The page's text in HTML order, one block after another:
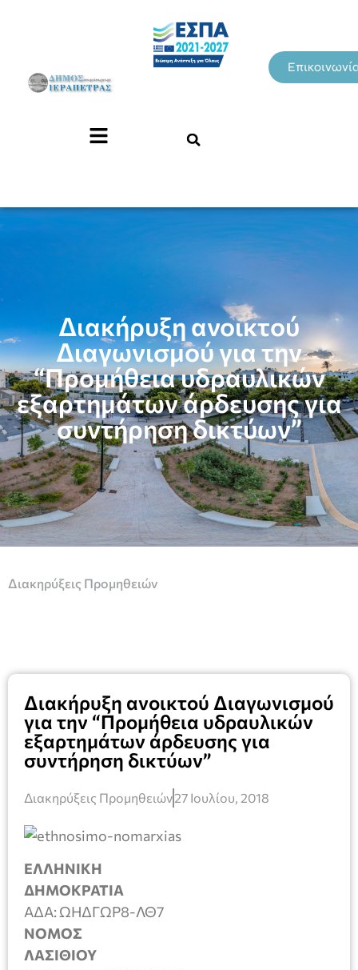
Διακήρυξη ανοικτού
Διαγωνισμού για την
“Προμήθεια υδραυλικών
εξαρτημάτων άρδευσης για
συντήρηση δικτύων”
Διακηρύξεις Προμηθειών
Διακήρυξη ανοικτού Διαγωνισμού
για την “Προμήθεια υδραυλικών
εξαρτημάτων άρδευσης για
συντήρηση δικτύων”
Διακηρύξεις Προμηθειών27 Ιουλίου, 2018
ΕΛΛΗΝΙΚΗ
ΔΗΜΟΚΡΑΤΙΑ
ΑΔΑ: ΩΗΔΓΩΡ8-ΛΘ7
ΝΟΜΟΣ
ΛΑΣΙΘΙΟΥ